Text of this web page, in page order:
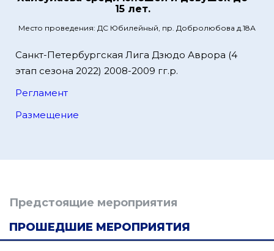
15 лет.
Место проведения: ДС Юбилейный, пр. Добролюбова д.18А
Санкт-Петербургская Лига Дзюдо Аврора (4
этап сезона 2022) 2008-2009 гг.р.
Регламент
Размещение
Предстоящие мероприятия
ПРОШЕДШИЕ МЕРОПРИЯТИЯ